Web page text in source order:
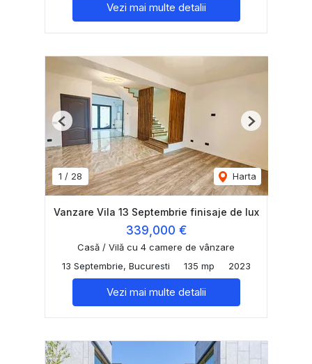
Vezi mai multe detalii
1 / 28 Harta
Previous Next
Vanzare Vila 13 Septembrie finisaje de lux
339,000 €
Casă / Vilă cu 4 camere de vânzare
13 Septembrie, Bucuresti
135 mp 2023
Vezi mai multe detalii